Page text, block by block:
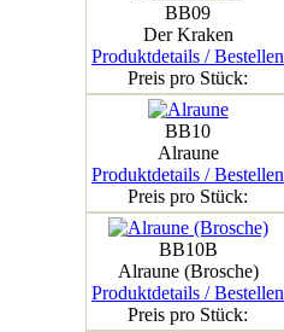
BB09
Der Kraken
Produktdetails / Bestellen
Preis pro Stück:
BB10
Alraune
Produktdetails / Bestellen
Preis pro Stück:
BB10B
Alraune (Brosche)
Produktdetails / Bestellen
Preis pro Stück: